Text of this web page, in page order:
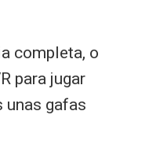
completa, o
para jugar
unas gafas